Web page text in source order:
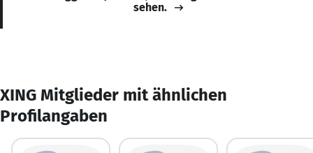
sehen.
XING Mitglieder mit ähnlichen
Profilangaben